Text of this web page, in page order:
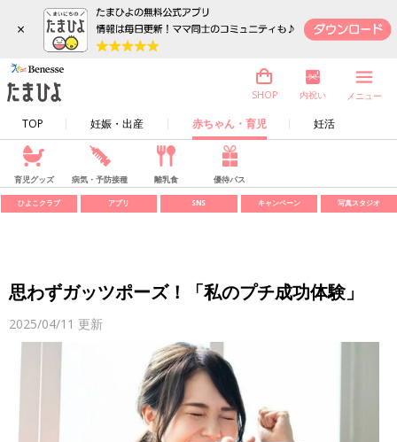
×
TOP 妊娠・出産 赤ちゃん・育児 妊活
SHOP 内祝い メニュー
育児グッズ 病気・予防接種 離乳食 優待パス
ひよこクラブ アプリ SNS キャンペーン 写真スタジオ
思わずガッツポーズ！「私のプチ成功体験」
2025/04/11 更新